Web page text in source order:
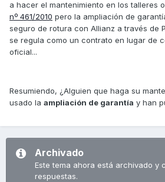
a hacer el mantenimiento en los talleres
nº 461/2010 pero la ampliación de
seguro de rotura con Allianz a través de
se regula como un contrato en lugar de
oficial...
Resumiendo, ¿Alguien que haga su
usado la ampliación de garantía y han
Archivado
Este tema ahora está archivado y
respuestas.